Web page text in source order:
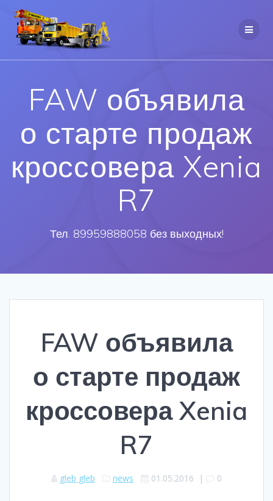
FAW объявила
о старте продаж
кроссовера Xenia
R7
Тел. 89959888058 без выходных!
FAW объявила
о старте продаж
кроссовера Xenia
R7
gleb gleb news 01.05.2016 | 0